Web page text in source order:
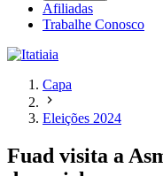
Afiliadas
Trabalhe Conosco
Capa
Eleições 2024
Fuad visita a